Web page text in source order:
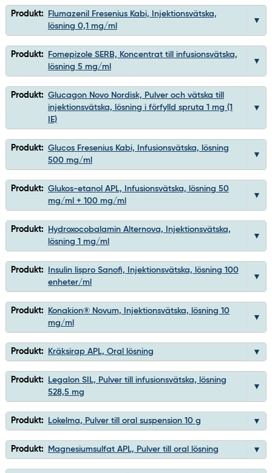
Produkt:
Flumazenil Fresenius Kabi, Injektionsvätska,
lösning 0,1 mg/ml
Produkt:
Fomepizole SERB, Koncentrat till infusionsvätska,
lösning 5 mg/ml
Produkt: Glucagon Novo Nordisk, Pulver och vätska till
injektionsvätska, lösning i förfylld spruta 1 mg (1
IE)
Produkt: Glucos Fresenius Kabi, Infusionsvätska, lösning
500 mg/ml
Produkt: Glukos-etanol APL, Infusionsvätska, lösning 50
mg/ml + 100 mg/ml
Produkt:
Hydroxocobalamin Alternova, Injektionsvätska,
lösning 1 mg/ml
Produkt:
Insulin lispro Sanofi, Injektionsvätska, lösning 100
enheter/ml
Produkt:
Konakion® Novum, Injektionsvätska, lösning 10
mg/ml
Produkt: Kräksirap APL, Oral lösning
Produkt:
Legalon SIL, Pulver till infusionsvätska, lösning
528,5 mg
Produkt: Lokelma, Pulver till oral suspension 10 g
Produkt: Magnesiumsulfat APL, Pulver till oral lösning